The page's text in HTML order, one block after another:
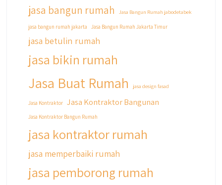
Untuk informasi lebih lanjut terkait program
di bio yaa
#jasabangunrumahjakarta
#jasarenovasirumahjakarta
#kontraktorjakarta #kontraktorbangunan
#kontraktorbangunanjakarta
#kontraktorbekasi #kontraktorinteriorjakarta
#jasabangunrumahdepok
#jasarenovasirumahbekasi
#jasadesainrumahmurah
#jasadesainrumahjakarta
#kontraktorbangunanjabodetabek
#jasabangunrumahjabodetabek
jasa bangun rumah Jasa Bangun Rumah jabodetabek
jasa bangun rumah jakarta Jasa Bangun Rumah Jakarta Timur
jasa betulin rumah
jasa bikin rumah
Jasa Buat Rumah jasa design fasad
Jasa Kontraktor Jasa Kontraktor Bangunan
Jasa Kontraktor Bangun Rumah
jasa kontraktor rumah
jasa memperbaiki rumah
jasa pemborong rumah